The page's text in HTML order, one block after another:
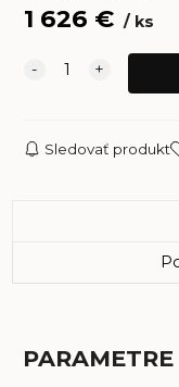
1 626 € ks
Sledovať produkt
PARAMETRE